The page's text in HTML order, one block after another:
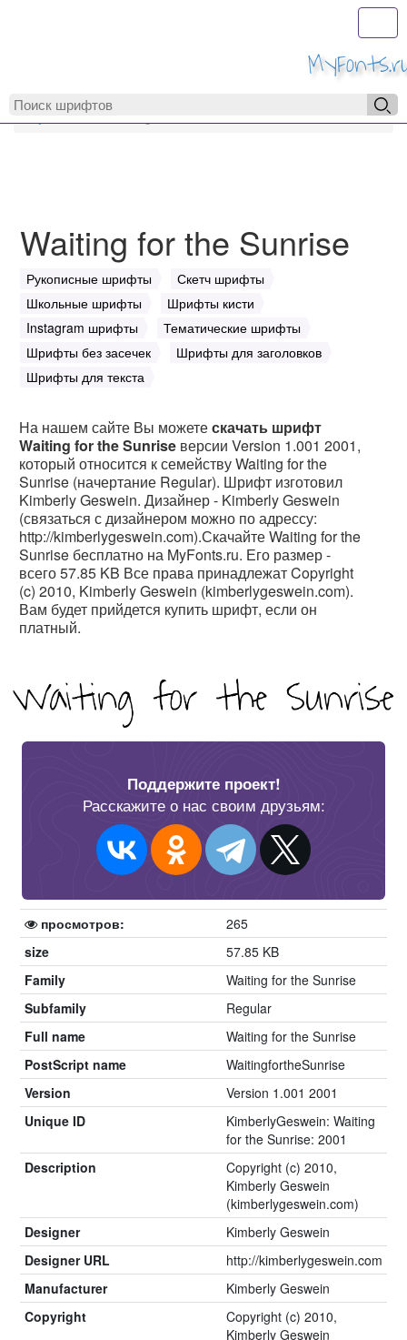
MyFonts.ru
Waiting for the Sunrise
Рукописные шрифты
Скетч шрифты
Школьные шрифты
Шрифты кисти
Instagram шрифты
Тематические шрифты
Шрифты без засечек
Шрифты для заголовков
Шрифты для текста
На нашем сайте Вы можетескачать шрифт
Waiting for the Sunrise версии Version 1.001 2001,
который относится к семейству Waiting for the
Sunrise (начертание Regular). Шрифт изготовил
Kimberly Geswein. Дизайнер - Kimberly Geswein
(связаться с дизайнером можно по адрессу:
http://kimberlygeswein.com).Скачайте Waiting for the
Sunrise бесплатно на MyFonts.ru. Его размер -
всего 57.85 KB Все права принадлежат Copyright
(c) 2010, Kimberly Geswein (kimberlygeswein.com).
Вам будет прийдется купить шрифт, если он
платный.
Поддержите проект!
Расскажите о нас своим друзьям:
просмотров:
265
size
57.85 KB
Family
Waiting for the Sunrise
Subfamily
Regular
Full name
Waiting for the Sunrise
PostScript name
WaitingfortheSunrise
Version
Version 1.001 2001
Unique ID
KimberlyGeswein: Waiting
for the Sunrise: 2001
Description
Copyright (c) 2010,
Kimberly Geswein
(kimberlygeswein.com)
Designer
Kimberly Geswein
Designer URL
http://kimberlygeswein.com
Manufacturer
Kimberly Geswein
Copyright
Copyright (c) 2010,
Kimberly Geswein